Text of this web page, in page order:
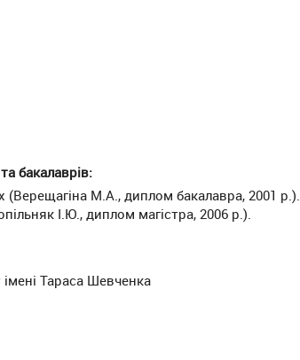
бакалаврів:
М.А., диплом бакалавра, 2001 р.).
І.Ю., диплом магістра, 2006 р.).
Тараса Шевченка